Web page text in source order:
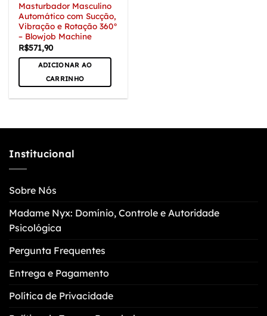
Masturbador Masculino
Automático com Sucção,
Vibração e Rotação 360°
– Blowjob Machine
R$571,90
ADICIONAR AO
CARRINHO
Institucional
Sobre Nós
Madame Nyx: Domínio, Controle e Autoridade
Psicológica
Pergunta Frequentes
Entrega e Pagamento
Política de Privacidade